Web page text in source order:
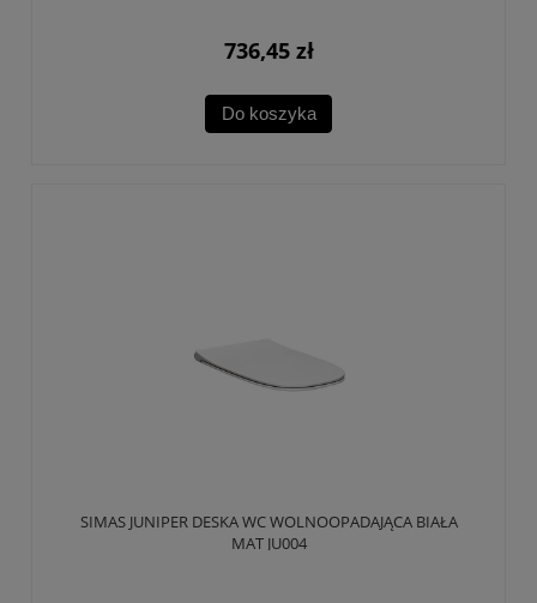
736,45 zł
Do koszyka
SIMAS JUNIPER DESKA WC WOLNOOPADAJĄCA BIAŁA
MAT JU004